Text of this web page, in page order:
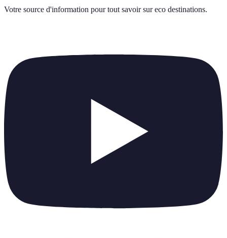
Votre source d'information pour tout savoir sur eco destinations.